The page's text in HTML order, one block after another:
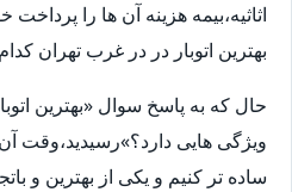
اثاثیه،بیمه هزینه آن ها را پرداخت
بهترین اتوبار در در غرب تهران
حال که به پاسخ سوال «بهترین
ویژگی هایی دارد؟»رسیدید،وقت
ساده تر کنیم و یکی از بهترین و